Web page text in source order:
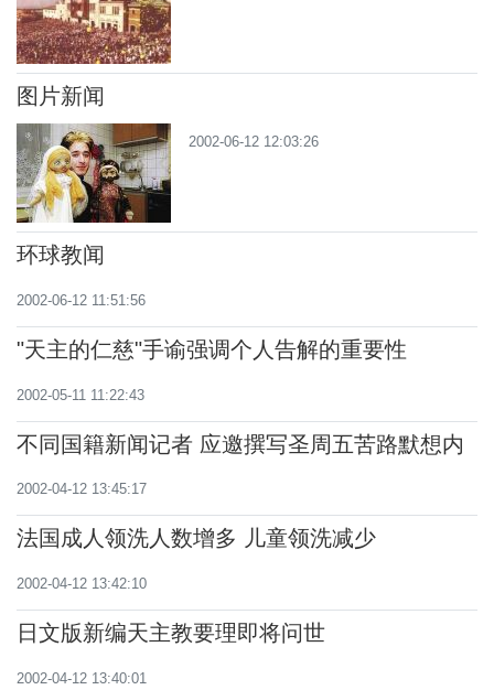
图片新闻
2002-06-12 12:03:26
环球教闻
2002-06-12 11:51:56
"天主的仁慈"手谕强调个人告解的重要性
2002-05-11 11:22:43
不同国籍新闻记者 应邀撰写圣周五苦路默想内
2002-04-12 13:45:17
法国成人领洗人数增多 儿童领洗减少
2002-04-12 13:42:10
日文版新编天主教要理即将问世
2002-04-12 13:40:01